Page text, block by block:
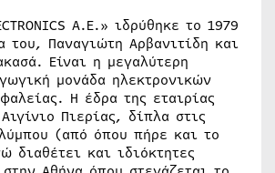
A.E.» ιδρύθηκε το 1979
του, Παναγιώτη Αρβανιτίδη και
Είναι η μεγαλύτερη
μονάδα ηλεκτρονικών
Η έδρα της εταιρίας
Πιερίας, δίπλα στις
(από όπου πήρε και το
διαθέτει και ιδιόκτητες